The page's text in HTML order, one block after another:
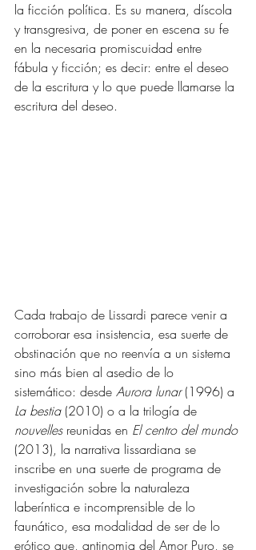
la ficción política. Es su manera, díscola
y transgresiva, de poner en escena su fe
en la necesaria promiscuidad entre
fábula y ficción; es decir: entre el deseo
de la escritura y lo que puede llamarse la
escritura del deseo.
Cada trabajo de Lissardi parece venir a
corroborar esa insistencia, esa suerte de
obstinación que no reenvía a un sistema
sino más bien al asedio de lo
sistemático: desde Aurora lunar (1996) a
La bestia (2010) o a la trilogía de
nouvelles reunidas en El centro del mundo
(2013), la narrativa lissardiana se
inscribe en una suerte de programa de
investigación sobre la naturaleza
laberíntica e incomprensible de lo
faunático, esa modalidad de ser de lo
erótico que, antinomia del Amor Puro, se